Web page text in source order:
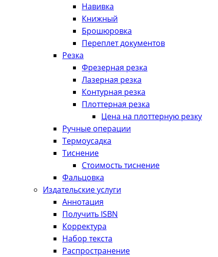
Навивка
Книжный
Брошюровка
Переплет документов
Резка
Фрезерная резка
Лазерная резка
Контурная резка
Плоттерная резка
Цена на плоттерную резку
Ручные операции
Термоусадка
Тиснение
Стоимость тиснение
Фальцовка
Издательские услуги
Аннотация
Получить ISBN
Корректура
Набор текста
Распространение